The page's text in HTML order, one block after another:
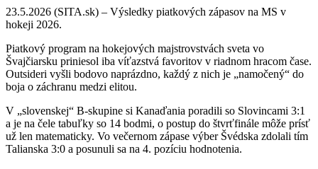
23.5.2026 (SITA.sk) – Výsledky piatkových zápasov na MS v
hokeji 2026.
Piatkový program na hokejových majstrovstvách sveta vo
Švajčiarsku priniesol iba víťazstvá favoritov v riadnom hracom čase.
Outsideri vyšli bodovo naprázdno, každý z nich je „namočený“ do
boja o záchranu medzi elitou.
V „slovenskej“ B-skupine si Kanaďania poradili so Slovincami 3:1
a je na čele tabuľky so 14 bodmi, o postup do štvrťfinále môže prísť
už len matematicky. Vo večernom zápase výber Švédska zdolali tím
Talianska 3:0 a posunuli sa na 4. pozíciu hodnotenia.